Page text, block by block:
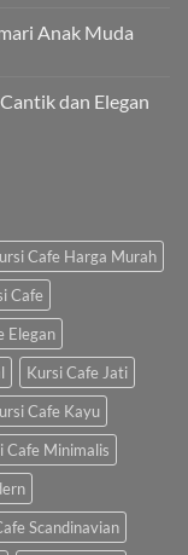
Anak Muda
dan Elegan
Cafe Harga Murah
Cafe
Elegan
Kursi Cafe Jati
Cafe Kayu
Cafe Minimalis
Scandinavian